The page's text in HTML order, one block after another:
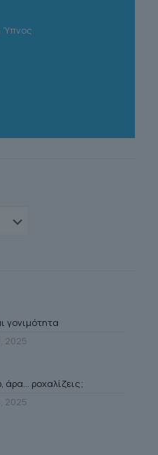
Ύπνος
γονιμότητα
2025
άρα… ροχαλίζεις;
2025